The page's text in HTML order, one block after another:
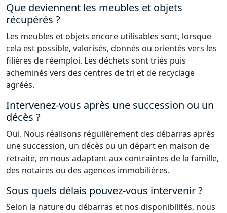
Que deviennent les meubles et objets
récupérés ?
Les meubles et objets encore utilisables sont, lorsque
cela est possible, valorisés, donnés ou orientés vers les
filières de réemploi. Les déchets sont triés puis
acheminés vers des centres de tri et de recyclage
agréés.
Intervenez-vous après une succession ou un
décès ?
Oui. Nous réalisons régulièrement des débarras après
une succession, un décès ou un départ en maison de
retraite, en nous adaptant aux contraintes de la famille,
des notaires ou des agences immobilières.
Sous quels délais pouvez-vous intervenir ?
Selon la nature du débarras et nos disponibilités, nous